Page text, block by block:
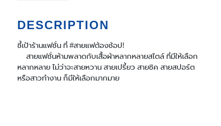
DESCRIPTION
ชี้เป้าร้านแฟชั่น ที่ #สายแฟต้องช้อป!
สายแฟชั่นห้ามพลาดกับเสื้อผ้าหลากหลายสไตล์ ที่มีให้เลือก
หลากหลาย ไม่ว่าจะสายหวาน สายเปรี้ยว สายชิค สายสปอร์ต
หรือสาวทำงาน ก็มีให้เลือกมากมาย